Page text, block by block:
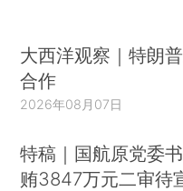
大西洋观察｜特朗
合作
2026年08月07日
特稿｜国航原党委
贿3847万元二审待